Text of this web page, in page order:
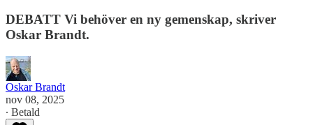
DEBATT Vi behöver en ny gemenskap, skriver
Oskar Brandt.
Oskar Brandt
nov 08, 2025
∙ Betald